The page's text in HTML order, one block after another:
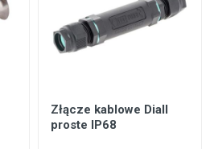
Złącze kablowe Diall
proste IP68